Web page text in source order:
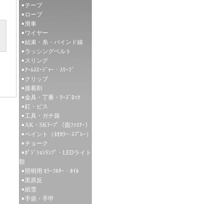
テープ
ロープ
滑車
ワイヤー
結束・糸・バインド線
ラッシングベルト
スリング
ｱｰﾑｽｴｰｼﾞｬｰ・ｽﾘｰﾌﾞ
クリップ
接着剤
金具・丁番・ﾘｰｽﾞﾛｯｸ
釘・ビス
工具・ガチ袋
AK・SKﾃｰﾌﾟ（面ﾌｧｽﾅｰ）
ペイント（ﾈｵｶﾗｰ･ｽﾌﾟﾚｰ）
チョーク
ﾎﾟｼﾞｼｮﾝﾗﾝﾌﾟ・LEDライト
類
照明用 ｶﾗｰﾌﾙﾀｰ・ﾎｲﾙ
黒原反
紙雪
手袋・手甲